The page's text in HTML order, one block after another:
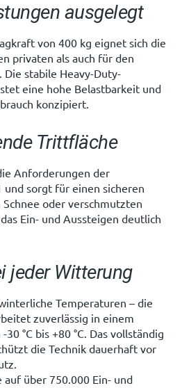
ausgelegt
von 400 kg eignet sich die
privaten als auch für den
stabile Heavy-Duty-
eine hohe Belastbarkeit und
konzipiert.
Trittfläche
Anforderungen der
und sorgt für einen sicheren
Schnee oder verschmutzten
Ein- und Aussteigen deutlich
jeder Witterung
Temperaturen – die
zuverlässig in einem
°C bis +80 °C. Das vollständig
die Technik dauerhaft vor
über 750.000 Ein- und